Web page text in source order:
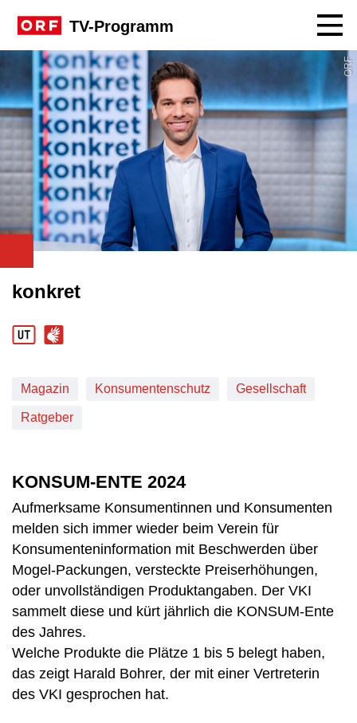
TV-Programm
ORF
konkret
Magazin Konsumentenschutz Gesellschaft
Ratgeber
KONSUM-ENTE 2024
Aufmerksame Konsumentinnen und Konsumenten
melden sich immer wieder beim Verein für
Konsumenteninformation mit Beschwerden über
Mogel-Packungen, versteckte Preiserhöhungen,
oder unvollständigen Produktangaben. Der VKI
sammelt diese und kürt jährlich die KONSUM-Ente
des Jahres.
Welche Produkte die Plätze 1 bis 5 belegt haben,
das zeigt Harald Bohrer, der mit einer Vertreterin
des VKI gesprochen hat.